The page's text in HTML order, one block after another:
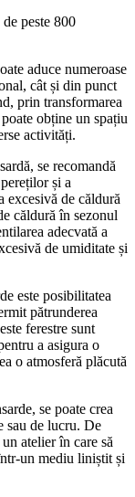
peste 800
aduce numeroase
cât și din punct
prin transformarea
obține un spațiu
activități.
se recomandă
și a
excesivă de căldură
căldură în sezonul
adecvată a
de umiditate și
este posibilitatea
pătrunderea
ferestre sunt
a asigura o
o atmosferă plăcută
se poate crea
sau de lucru. De
atelier în care să
un mediu liniștit și